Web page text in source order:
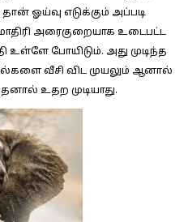
தான் ஓய்வு எடுக்கும் அப்படி
அரைகுறையாக உடைபட்ட
உள்ளே போயிடும். அது முடிந்த
வீசி விட முயலும் ஆனால்
உதற முடியாது.